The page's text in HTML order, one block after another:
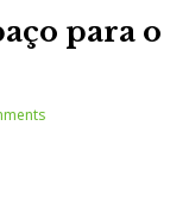
para o